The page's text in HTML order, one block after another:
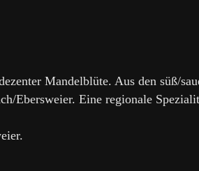
Mandelblüte. Aus den süß/
Ebersweier. Eine regionale